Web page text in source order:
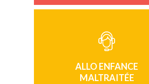
ALLO ENFANCE
MALTRAITÉE